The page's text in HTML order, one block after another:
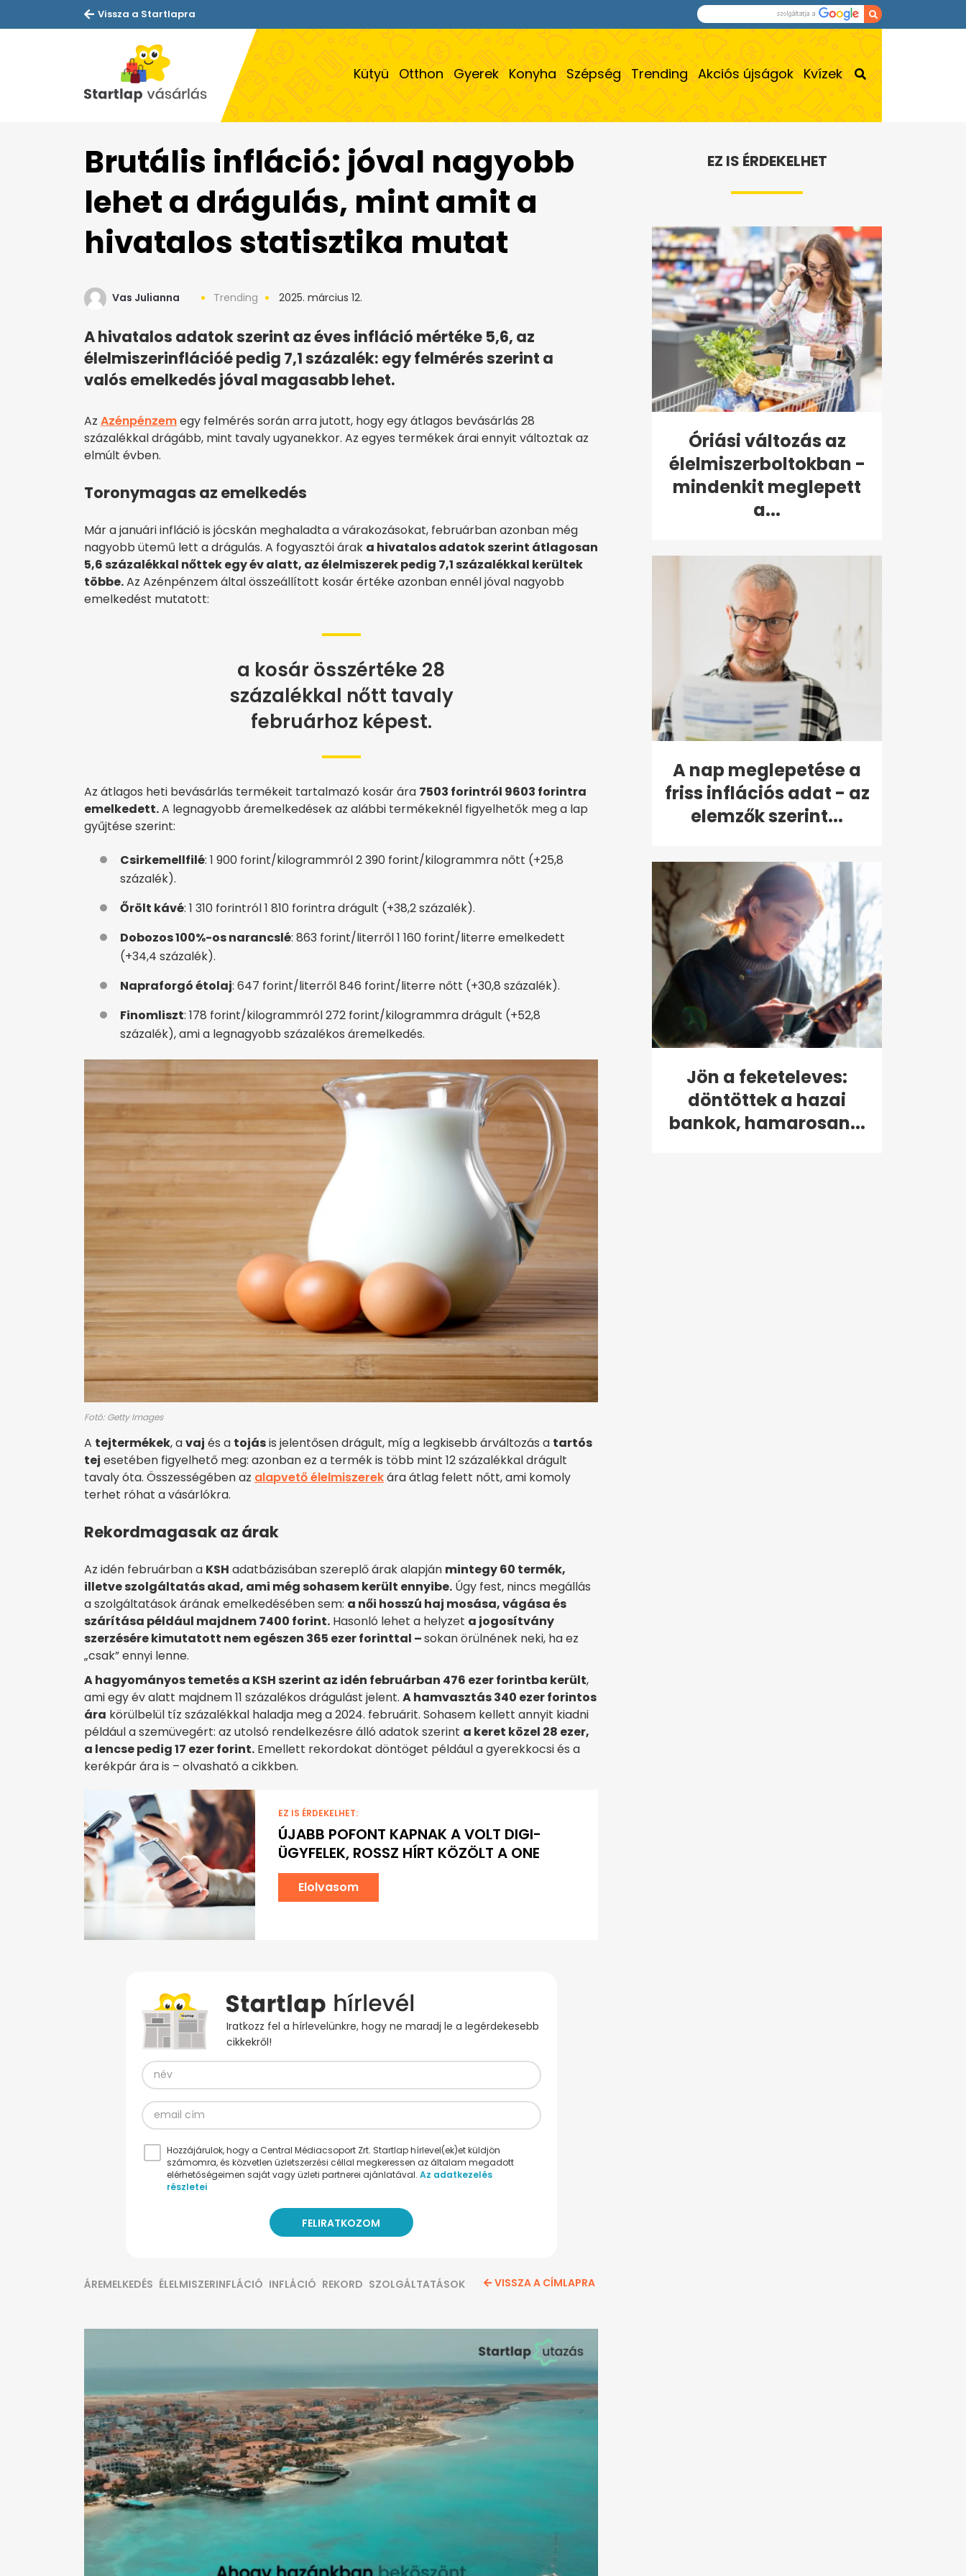
Vissza a Startlapra
Kütyü Otthon Gyerek Konyha Szépség Trending Akciós újságok Kvízek
Brutális infláció: jóval nagyobb
lehet a drágulás, mint amit a
hivatalos statisztika mutat
Vas Julianna Trending 2025. március 12.
A hivatalos adatok szerint az éves infláció mértéke 5,6, az
élelmiszerinflációé pedig 7,1 százalék: egy felmérés szerint a
valós emelkedés jóval magasabb lehet.
Az Azénpénzemegy felmérés során arra jutott, hogy egy átlagos bevásárlás 28
százalékkal drágább, mint tavaly ugyanekkor. Az egyes termékek árai ennyit változtak az
elmúlt évben.
Toronymagas az emelkedés
Már a januári infláció is jócskán meghaladta a várakozásokat, februárban azonban még
nagyobb ütemű lett a drágulás. A fogyasztói árak a hivatalos adatok szerint átlagosan
5,6 százalékkal nőttek egy év alatt, az élelmiszerek pedig 7,1 százalékkal kerültek
többe.Az Azénpénzem által összeállított kosár értéke azonban ennél jóval nagyobb
emelkedést mutatott:
a kosár összértéke 28
százalékkal nőtt tavaly
februárhoz képest.
Az átlagos heti bevásárlás termékeit tartalmazó kosár ára 7503 forintról 9603 forintra
emelkedett.A legnagyobb áremelkedések az alábbi termékeknél figyelhetők meg a lap
gyűjtése szerint:
Csirkemellfilé: 1 900 forint/kilogrammról 2 390 forint/kilogrammra nőtt (+25,8
százalék).
Őrölt kávé: 1 310 forintról 1 810 forintra drágult (+38,2 százalék).
Dobozos 100%-os narancslé: 863 forint/literről 1 160 forint/literre emelkedett
(+34,4 százalék).
Napraforgó étolaj: 647 forint/literről 846 forint/literre nőtt (+30,8 százalék).
Finomliszt: 178 forint/kilogrammról 272 forint/kilogrammra drágult (+52,8
százalék), ami a legnagyobb százalékos áremelkedés.
Fotó: Getty Images
A tejtermékek, avaj és a tojásis jelentősen drágult, míg a legkisebb árváltozás a tartós
tej esetében figyelhető meg: azonban ez a termék is több mint 12 százalékkal drágult
tavaly óta. Összességében az alapvető élelmiszerekára átlag felett nőtt, ami komoly
terhet róhat a vásárlókra.
Rekordmagasak az árak
Az idén februárban a KSH adatbázisában szereplő árak alapján mintegy 60 termék,
illetve szolgáltatás akad, ami még sohasem került ennyibe. Úgy fest, nincs megállás
a szolgáltatások árának emelkedésében sem: a női hosszú haj mosása, vágása és
szárítása például majdnem 7400 forint. Hasonló lehet a helyzet a jogosítvány
szerzésére kimutatott nem egészen 365 ezer forinttal –sokan örülnének neki, ha ez
„csak” ennyi lenne.
A hagyományos temetés a KSH szerint az idén februárban 476 ezer forintba került,
ami egy év alatt majdnem 11 százalékos drágulást jelent. A hamvasztás 340 ezer forintos
ára körülbelül tíz százalékkal haladja meg a 2024. februárit. Sohasem kellett annyit kiadni
például a szemüvegért: az utolsó rendelkezésre álló adatok szerint a keret közel 28 ezer,
a lencse pedig 17 ezer forint. Emellett rekordokat döntöget például a gyerekkocsi és a
kerékpár ára is – olvasható a cikkben.
EZ IS ÉRDEKELHET:
ÚJABB POFONT KAPNAK A VOLT DIGI-
ÜGYFELEK, ROSSZ HÍRT KÖZÖLT A ONE
Elolvasom
Iratkozz fel a hírlevelünkre, hogy ne maradj le a legérdekesebb
cikkekről!
Hozzájárulok, hogy a Central Médiacsoport Zrt. Startlap hírlevel(ek)et küldjön
számomra, és közvetlen üzletszerzési céllal megkeressen az általam megadott
elérhetőségeimen saját vagy üzleti partnerei ajánlatával. Az adatkezelés
részletei
ÁREMELKEDÉS ÉLELMISZERINFLÁCIÓ INFLÁCIÓ REKORD SZOLGÁLTATÁSOK VISSZA A CÍMLAPRA
EZ IS ÉRDEKELHET
Óriási változás az
élelmiszerboltokban -
mindenkit meglepett
a...
A nap meglepetése a
friss inflációs adat - az
elemzők szerint...
Jön a feketeleves:
döntöttek a hazai
bankok, hamarosan...